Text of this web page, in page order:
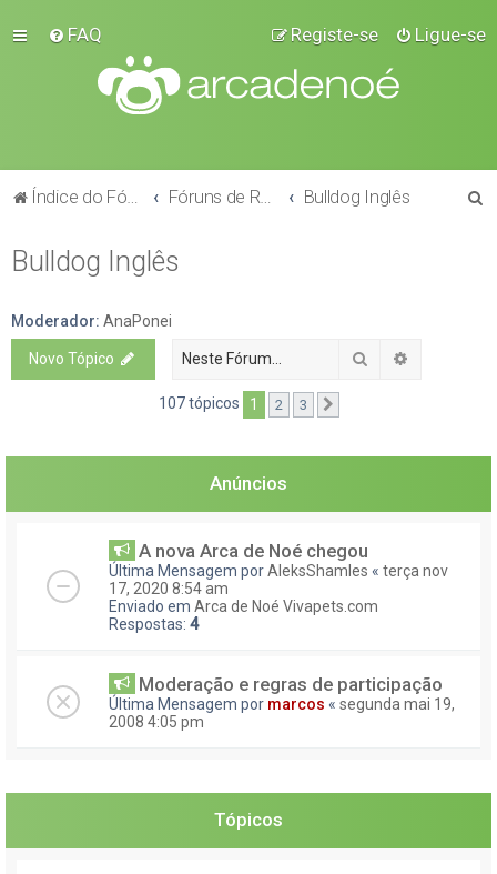
FAQ Ligue-se
Registe-se
Índice do Fórum Bulldog Inglês
Bulldog Inglês
Moderador: AnaPonei
Novo Tópico Pesquisar
107 tópicos 1 2 3
Anúncios
A nova Arca de Noé chegou
Última Mensagem porAleksShamles « terça nov
17, 2020 8:54 am
Enviado em Arca de Noé Vivapets.com
Respostas: 4
Moderação e regras de participação
Última Mensagem por marcos « segunda mai 19,
2008 4:05 pm
Tópicos